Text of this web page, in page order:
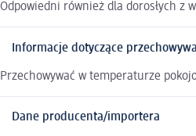
Odpowiedni również dla dorosłych z
Informacje dotyczące
Przechowywać w temperaturze
Dane producenta/importera